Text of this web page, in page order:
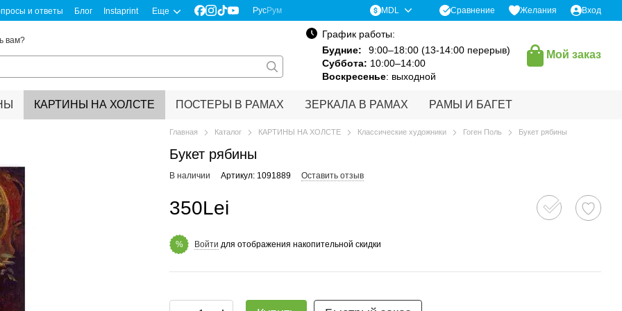
и ответы Блог Instaprint Еще РусРум MDL Сравнение Желания Вход
вам?
График работы:
Будние:
9:00–18:00 (13-14:00 перерыв)
Суббота: 10:00–14:00
Воскресенье: выходной
Мой заказ
КАРТИНЫ НА ХОЛСТЕ ПОСТЕРЫ В РАМАХ ЗЕРКАЛА В РАМАХ РАМЫ И БАГЕТ
Главная Каталог КАРТИНЫ НА ХОЛСТЕ Классические художники Гоген Поль Букет рябины
Букет рябины
В наличии Артикул: 1091889 Оставить отзыв
350Lei
% Войти для отображения накопительной скидки